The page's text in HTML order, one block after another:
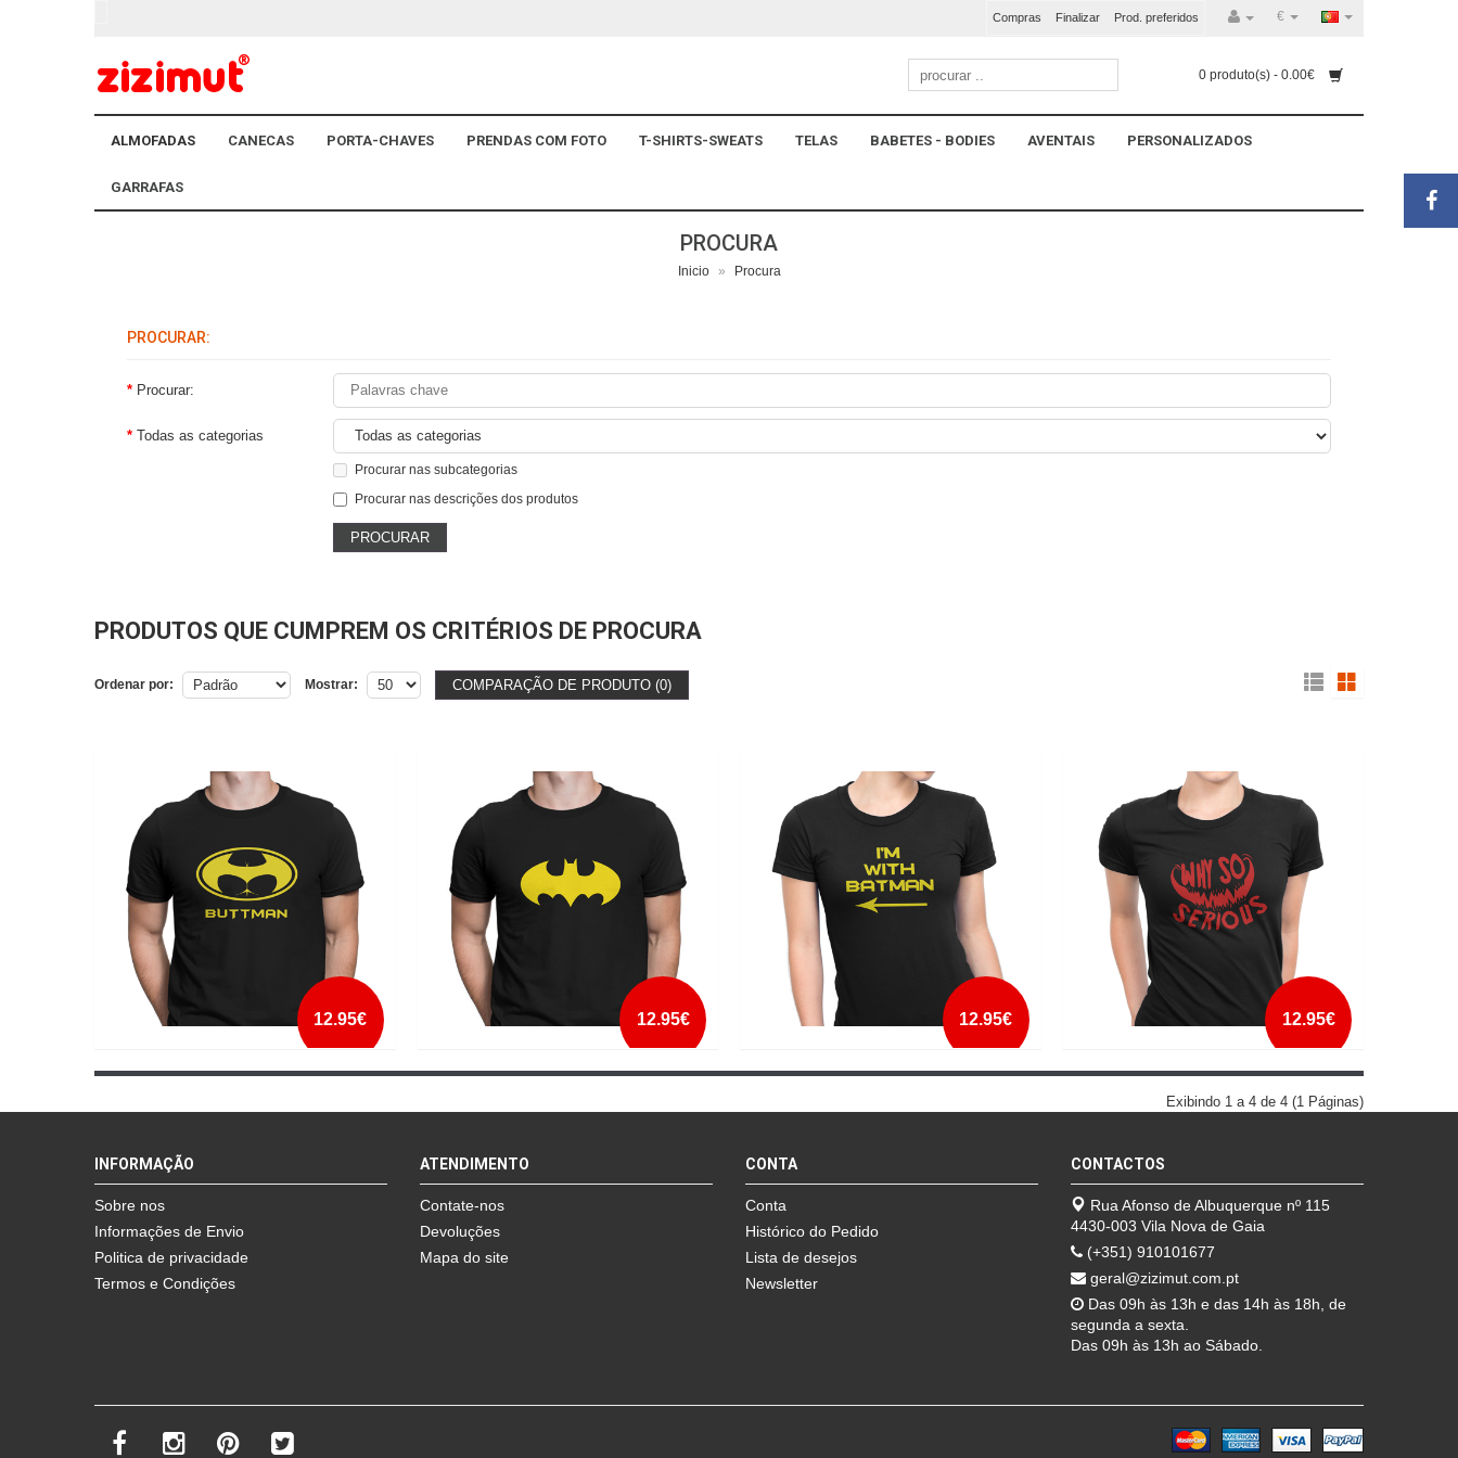
Compras Finalizar Prod. preferidos €
0 produto(s) - 0.00€
ALMOFADAS CANECAS PORTA-CHAVES PRENDAS COM FOTO T-SHIRTS-SWEATS TELAS BABETES - BODIES AVENTAIS PERSONALIZADOS
GARRAFAS
PROCURA
Inicio » Procura
PROCURAR:
Procurar:
Todas as categorias
Procurar nas subcategorias
Procurar nas descrições dos produtos
PRODUTOS QUE CUMPREM OS CRITÉRIOS DE PROCURA
Ordenar por: Mostrar: COMPARAÇÃO DE PRODUTO (0)
12.95€
BUTTMAN
12.95€
I´M WITH BATMAN HOMEM
12.95€
I´M WITH BATMAN MULHER
12.95€
WHY SO SERIOUS
Exibindo 1 a 4 de 4 (1 Páginas)
INFORMAÇÃO
Sobre nos
Informações de Envio
Politica de privacidade
Termos e Condições
ATENDIMENTO
Contate-nos
Devoluções
Mapa do site
CONTA
Conta
Histórico do Pedido
Lista de desejos
Newsletter
CONTACTOS
Rua Afonso de Albuquerque nº 115
4430-003 Vila Nova de Gaia
(+351) 910101677
geral@zizimut.com.pt
Das 09h às 13h e das 14h às 18h, de
segunda a sexta.
Das 09h às 13h ao Sábado.